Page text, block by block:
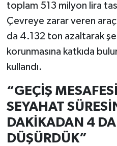
toplam 513 milyon lira
Çevreye zarar veren
da 4.132 ton azaltarak
korunmasına katkıda
kullandı.
“GEÇİŞ
SEYAHAT
DAKİKADAN 4
DÜŞÜRDÜK”